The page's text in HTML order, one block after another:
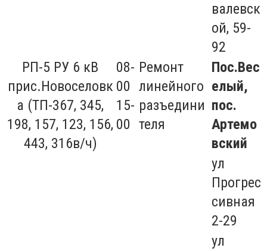
валевск
ой, 59-
92
РП-5 РУ 6 кВ
прис.Новоселовк
а (ТП-367, 345,
198, 157, 123, 156,
443, 316в/ч)
08-
00
15-
00
Ремонт
линейного
разъедини
теля
Пос.Вес
елый,
пос.
Артемо
вский
ул
Прогрес
сивная
2-29
ул